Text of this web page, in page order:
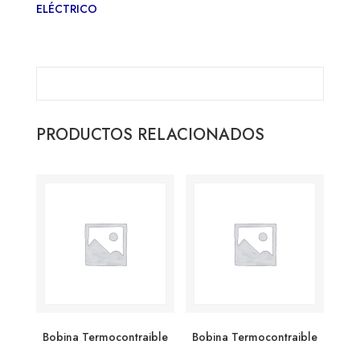
ELÉCTRICO
PRODUCTOS RELACIONADOS
Bobina Termocontraible
Bobina Termocontraible